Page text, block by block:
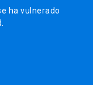
ha vulnerado